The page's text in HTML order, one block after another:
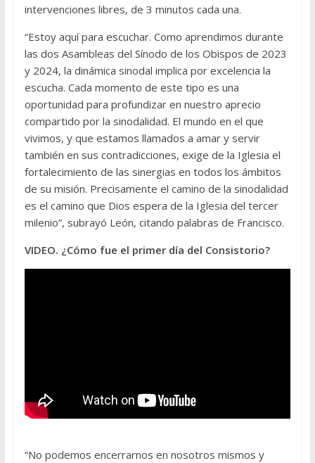
intervenciones libres, de 3 minutos cada una.
“Estoy aquí para escuchar. Como aprendimos durante
las dos Asambleas del Sínodo de los Obispos de 2023
y 2024, la dinámica sinodal implica por excelencia la
escucha. Cada momento de este tipo es una
oportunidad para profundizar en nuestro aprecio
compartido por la sinodalidad. El mundo en el que
vivimos, y que estamos llamados a amar y servir
también en sus contradicciones, exige de la Iglesia el
fortalecimiento de las sinergias en todos los ámbitos
de su misión. Precisamente el camino de la sinodalidad
es el camino que Dios espera de la Iglesia del tercer
milenio”, subrayó León, citando palabras de Francisco.
VIDEO. ¿Cómo fue el primer día del Consistorio?
“No podemos encerrarnos en nosotros mismos y